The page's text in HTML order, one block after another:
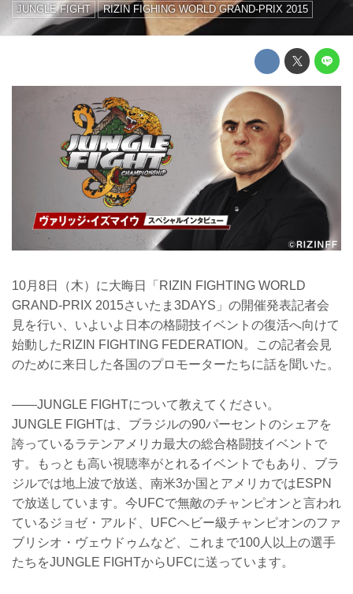
JUNGLE FIGHT
RIZIN FIGHING WORLD GRAND-PRIX 2015
10月8日（木）に大晦日「RIZIN FIGHTING WORLD
GRAND-PRIX 2015さいたま3DAYS」の開催発表記者会
見を行い、いよいよ日本の格闘技イベントの復活へ向けて
始動したRIZIN FIGHTING FEDERATION。この記者会見
のために来日した各国のプロモーターたちに話を聞いた。
――JUNGLE FIGHTについて教えてください。
JUNGLE FIGHTは、ブラジルの90パーセントのシェアを
誇っているラテンアメリカ最大の総合格闘技イベントで
す。もっとも高い視聴率がとれるイベントでもあり、ブラ
ジルでは地上波で放送、南米3か国とアメリカではESPN
で放送しています。今UFCで無敵のチャンピオンと言われ
ているジョゼ・アルド、UFCヘビー級チャンピオンのファ
ブリシオ・ヴェウドゥムなど、これまで100人以上の選手
たちをJUNGLE FIGHTからUFCに送っています。